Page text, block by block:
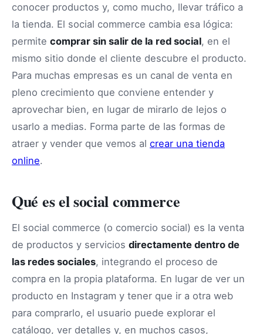
conocer productos y, como mucho, llevar tráfico a
la tienda. El social commerce cambia esa lógica:
permite comprar sin salir de la red social, en el
mismo sitio donde el cliente descubre el producto.
Para muchas empresas es un canal de venta en
pleno crecimiento que conviene entender y
aprovechar bien, en lugar de mirarlo de lejos o
usarlo a medias. Forma parte de las formas de
atraer y vender que vemos al crear una tienda
online.
Qué es el social commerce
El social commerce (o comercio social) es la venta
de productos y servicios directamente dentro de
las redes sociales, integrando el proceso de
compra en la propia plataforma. En lugar de ver un
producto en Instagram y tener que ir a otra web
para comprarlo, el usuario puede explorar el
catálogo, ver detalles y, en muchos casos,